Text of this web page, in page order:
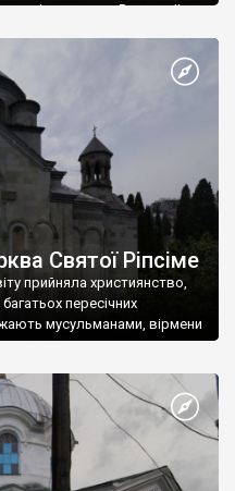
імператору Василю ІІ, та
Василем-християнином.
Херсонесу Таврійського
Святої Ріпсіме
прийняла християнство,
пересічних
мусульманами, вірмени